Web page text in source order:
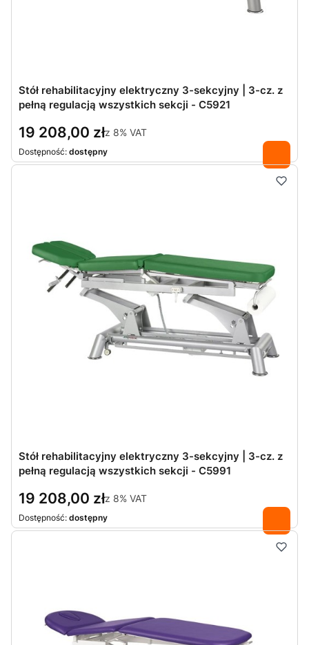
Stół rehabilitacyjny elektryczny 3-sekcyjny | 3-cz. z
pełną regulacją wszystkich sekcji - C5921
19 208,00 złz 8% VAT
Dostępność: dostępny
Stół rehabilitacyjny elektryczny 3-sekcyjny | 3-cz. z
pełną regulacją wszystkich sekcji - C5991
19 208,00 złz 8% VAT
Dostępność: dostępny